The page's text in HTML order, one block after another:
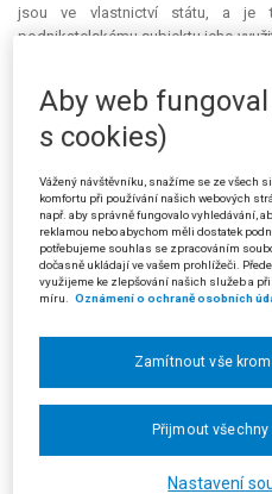
jsou ve vlastnictví státu, a je
podnikatelskému subjektu jeho
znění pozdějších předpisů, (dále
že z citovaného ustanovení
soulad napadeného rozhodnutí s
zatímco jeho věcnou správnost
uvedených v odvolání nebo
Ačkoliv oproti předcházející
revizního principu, je i nadále
napadené rozhodnutí z hlediska
rozsahu bez ohledu na námitky
přezkoumat napadené rozhodnutí
v případě, že to vyžaduje veřejný
případě, kdy bylo nutno
zájmem. Správní řízení tvoří jeden
aby odvolací orgán rozšířil důvody
je-li shledán jako souladný se
Aby web
s cookies)
Vážený návštěvníku, snažíme se ze všech
komfortu při používání našich webových
např. aby správně fungovalo vyhledávání,
reklamou nebo abychom měli dostatek
potřebujeme souhlas se zpracováním
dočasně ukládají ve vašem prohlížeči.
využijeme ke zlepšování našich služeb a
míru. Oznámení o ochraně osobních
Nastavení
Zamítnout vše
Přijmout